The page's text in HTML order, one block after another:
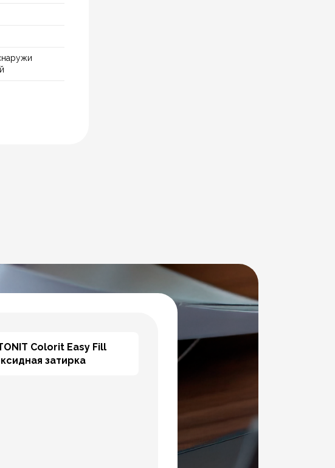
Colorit Easy Fill
затирка